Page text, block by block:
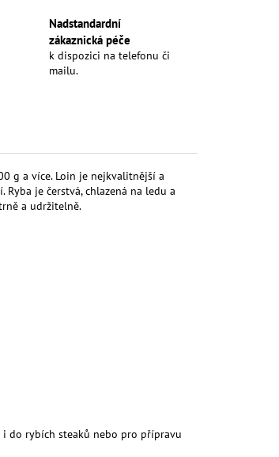
Nadstandardní
zákaznická péče
k dispozici na telefonu či
mailu.
g a více. Loin je nejkvalitnější a
je čerstvá, chlazená na ledu a
a udržitelně.
do rybích steaků nebo pro přípravu